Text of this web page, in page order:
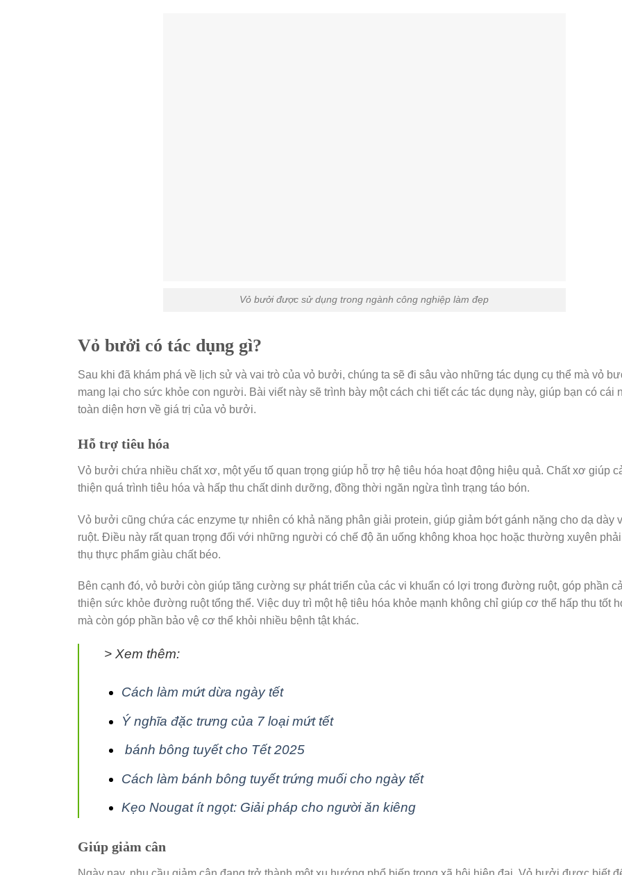
Vỏ bưởi được sử dụng trong ngành công nghiệp làm đẹp
Vỏ bưởi có tác dụng gì?
Sau khi đã khám phá về lịch sử và vai trò của vỏ bưởi, chúng ta sẽ đi sâu vào những tác dụng cụ thể mà vỏ
mang lại cho sức khỏe con người. Bài viết này sẽ trình bày một cách chi tiết các tác dụng này, giúp bạn có cái
toàn diện hơn về giá trị của vỏ bưởi.
Hỗ trợ tiêu hóa
Vỏ bưởi chứa nhiều chất xơ, một yếu tố quan trọng giúp hỗ trợ hệ tiêu hóa hoạt động hiệu quả. Chất xơ giúp
thiện quá trình tiêu hóa và hấp thu chất dinh dưỡng, đồng thời ngăn ngừa tình trạng táo bón.
Vỏ bưởi cũng chứa các enzyme tự nhiên có khả năng phân giải protein, giúp giảm bớt gánh nặng cho dạ dày
ruột. Điều này rất quan trọng đối với những người có chế độ ăn uống không khoa học hoặc thường xuyên
thụ thực phẩm giàu chất béo.
Bên cạnh đó, vỏ bưởi còn giúp tăng cường sự phát triển của các vi khuẩn có lợi trong đường ruột, góp phần
thiện sức khỏe đường ruột tổng thể. Việc duy trì một hệ tiêu hóa khỏe mạnh không chỉ giúp cơ thể hấp thu tốt
mà còn góp phần bảo vệ cơ thể khỏi nhiều bệnh tật khác.
> Xem thêm:
Cách làm mứt dừa ngày tết
Ý nghĩa đặc trưng của 7 loại mứt tết
bánh bông tuyết cho Tết 2025
Cách làm bánh bông tuyết trứng muối cho ngày tết
Kẹo Nougat ít ngọt: Giải pháp cho người ăn kiêng
Giúp giảm cân